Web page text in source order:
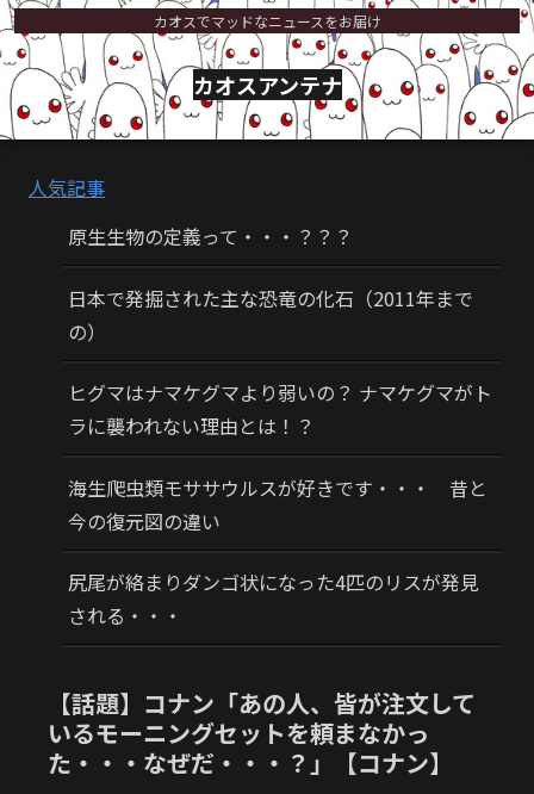
カオスでマッドなニュースをお届け
カオスアンテナ
人気記事
原生生物の定義って・・・？？？
日本で発掘された主な恐竜の化石（2011年まで
の）
ヒグマはナマケグマより弱いの？ ナマケグマがト
ラに襲われない理由とは！？
海生爬虫類モササウルスが好きです・・・ 昔と
今の復元図の違い
尻尾が絡まりダンゴ状になった4匹のリスが発見
される・・・
【話題】コナン「あの人、皆が注文して
いるモーニングセットを頼まなかっ
た・・・なぜだ・・・？」【コナン】